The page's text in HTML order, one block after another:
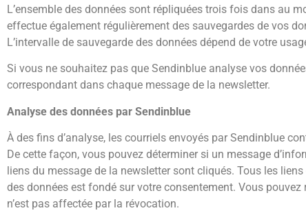
L’ensemble des données sont répliquées trois fois dans au
effectue également régulièrement des sauvegardes de vos
L’intervalle de sauvegarde des données dépend de votre
Si vous ne souhaitez pas que Sendinblue analyse vos
correspondant dans chaque message de la newsletter.
Analyse des données par Sendinblue
À des fins d’analyse, les courriels envoyés par Sendinblue
De cette façon, vous pouvez déterminer si un message
liens du message de la newsletter sont cliqués. Tous les
des données est fondé sur votre consentement. Vous
n’est pas affectée par la révocation.